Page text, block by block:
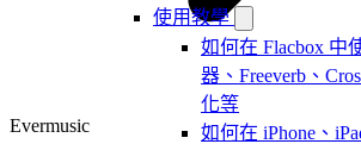
使用教學
如何在 Flacbox 中
器、Freeverb、
化等
如何在 iPhone、
Evermusic